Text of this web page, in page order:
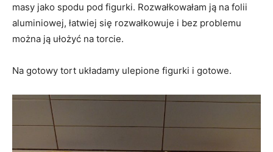
masy jako spodu pod figurki. Rozwałkowałam ją na folii
aluminiowej, łatwiej się rozwałkowuje i bez problemu
można ją ułożyć na torcie.
Na gotowy tort układamy ulepione figurki i gotowe.